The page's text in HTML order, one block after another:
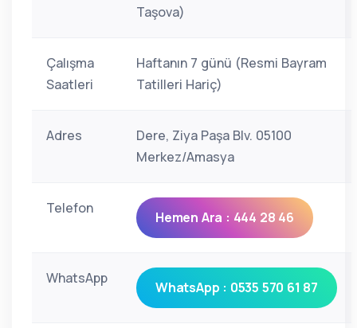
Taşova)
Çalışma
Saatleri
Haftanın 7 günü (Resmi Bayram
Tatilleri Hariç)
Adres
Dere, Ziya Paşa Blv. 05100
Merkez/Amasya
Telefon
Hemen Ara : 444 28 46
WhatsApp
WhatsApp : 0535 570 61 87